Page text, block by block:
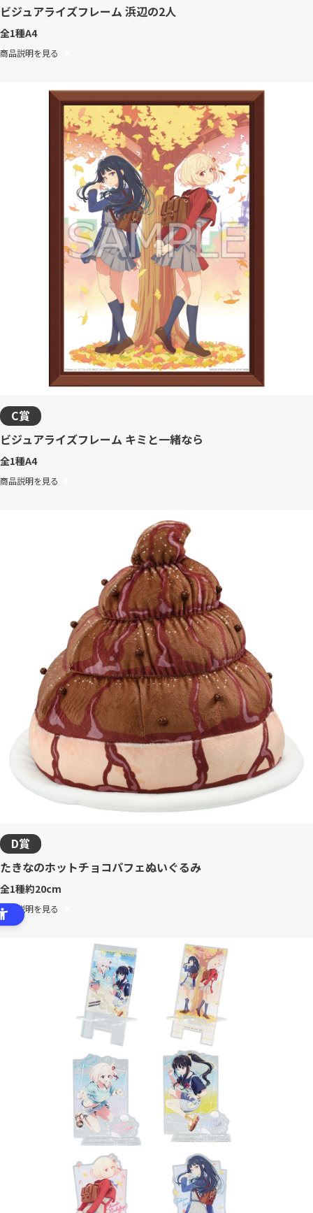
ビジュアライズフレーム 浜辺の2人
全1種A4
商品説明を見る
C賞
ビジュアライズフレーム キミと一緒なら
全1種A4
商品説明を見る
D賞
たきなのホットチョコパフェぬいぐるみ
全1種約20cm
商品説明を見る